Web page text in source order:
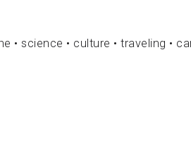
• science • culture • traveling •